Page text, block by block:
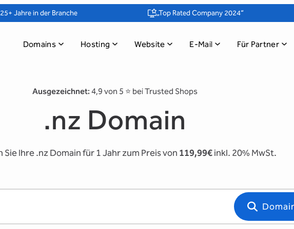
25+ Jahre in der Branche „Top Rated Company 2024“
Domains Hosting Website E-Mail Für Partner
Ausgezeichnet: 4,9 von 5 ⭐️ bei Trusted Shops
.nz Domain
Sie Ihre .nz Domain für 1 Jahr zum Preis von 119,99€inkl. 20% MwSt.